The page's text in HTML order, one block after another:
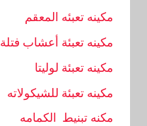
مكينه تعبئه المعقم
مكينه تعبئة أعشاب فتلة
مكينه تعبئة لوليتا
مكينه تعبئة للشيكولاته
مكنه تبنيط الكمامه